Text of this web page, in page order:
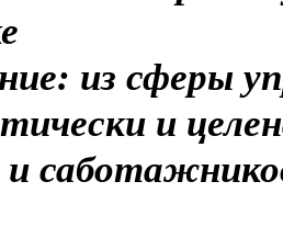
из сферы
и